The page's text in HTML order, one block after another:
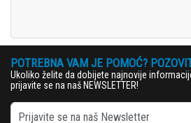
POTREBNA VAM JE POMOĆ?
Ukoliko želite da dobijete najnovije
prijavite se na naš NEWSLETTER!